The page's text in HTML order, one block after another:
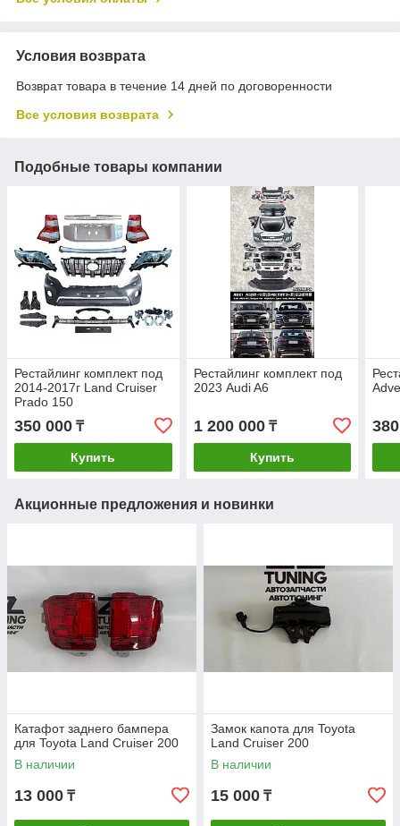
Условия возврата
Возврат товара в течение 14 дней по договоренности
Все условия возврата
Подобные товары компании
Рестайлинг комплект под
2014-2017г Land Cruiser
Prado 150
350 000 ₸
Купить
Рестайлинг комплект под
2023 Audi A6
1 200 000₸
Купить
Акционные предложения и новинки
Катафот заднего бампера
для Toyota Land Cruiser 200
В наличии
13 000 ₸
Замок капота для Toyota
Land Cruiser 200
В наличии
15 000 ₸